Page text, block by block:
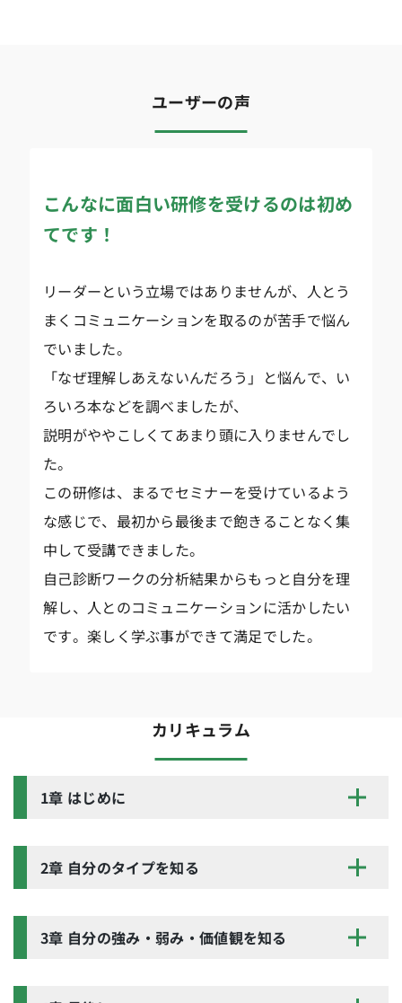
ユーザーの声
こんなに面白い研修を受けるのは初め
てです！
リーダーという立場ではありませんが、人とう
まくコミュニケーションを取るのが苦手で悩ん
でいました。
「なぜ理解しあえないんだろう」と悩んで、い
ろいろ本などを調べましたが、
説明がややこしくてあまり頭に入りませんでし
た。
この研修は、まるでセミナーを受けているよう
な感じで、最初から最後まで飽きることなく集
中して受講できました。
自己診断ワークの分析結果からもっと自分を理
解し、人とのコミュニケーションに活かしたい
です。楽しく学ぶ事ができて満足でした。
カリキュラム
1章 はじめに
2章 自分のタイプを知る
3章 自分の強み・弱み・価値観を知る